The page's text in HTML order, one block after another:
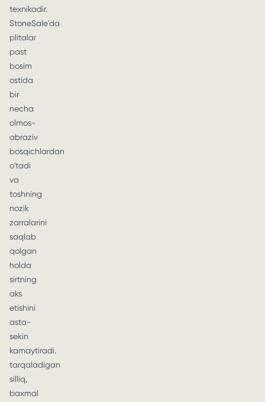
texnikadir.
StoneSale'da
plitalar
past
bosim
ostida
bir
necha
olmos-
abraziv
bosqichlardan
o'tadi
va
toshning
nozik
zarralarini
saqlab
qolgan
holda
sirtning
aks
etishini
asta-
sekin
kamaytiradi.
tarqaladigan
silliq,
baxmal